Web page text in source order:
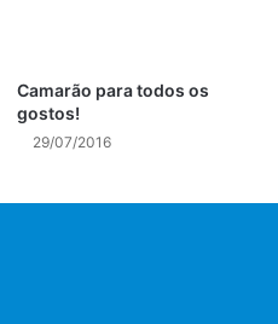
saúde; regras mais rígidas
imobiliário para
exigência de que todas as
filmadas e transmitidas
direto na conta
barcas e metrôs já
Camarão para todos os
gostos!
29/07/2016